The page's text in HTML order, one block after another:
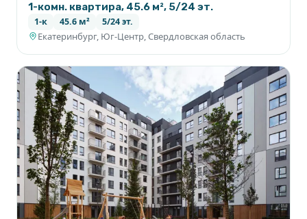
1-комн. квартира, 45.6 м², 5/24 эт.
1-к 45.6 м² 5/24 эт.
Екатеринбург, Юг-Центр, Свердловская область